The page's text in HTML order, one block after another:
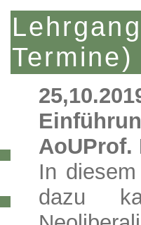
Termine)
AoUProf.
In
dazu